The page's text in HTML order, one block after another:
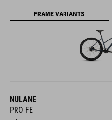
FRAME VARIANTS
NULANE
PRO FE